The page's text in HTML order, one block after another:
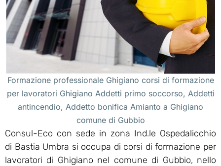
Formazione professionale Ghigiano corsi di formazione
per lavoratori Ghigiano Addetti primo soccorso, Addetti
antincendio, Addetto bonifica Amianto a Ghigiano
comune di Gubbio
Consul-Eco con sede in zona Ind.le Ospedalicchio
di Bastia Umbra si occupa di corsi di formazione per
lavoratori di Ghigiano nel comune di Gubbio, nello